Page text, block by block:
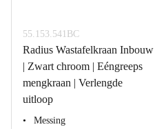
55.153.541BC
Radius Wastafelkraan Inbouw
| Zwart chroom | Eéngreeps
mengkraan | Verlengde
uitloop
Messing